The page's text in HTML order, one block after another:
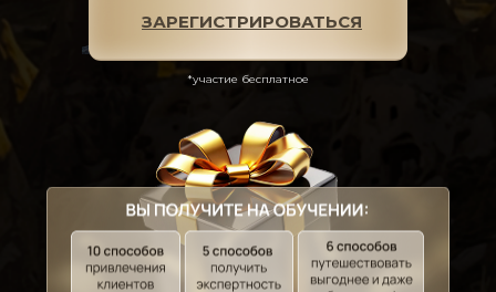
*участие бесплатное
ЗАРЕГИСТРИРОВАТЬСЯ